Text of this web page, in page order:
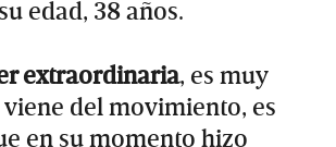
edad, 38 años.
extraordinaria, es muy
del movimiento, es
en su momento hizo